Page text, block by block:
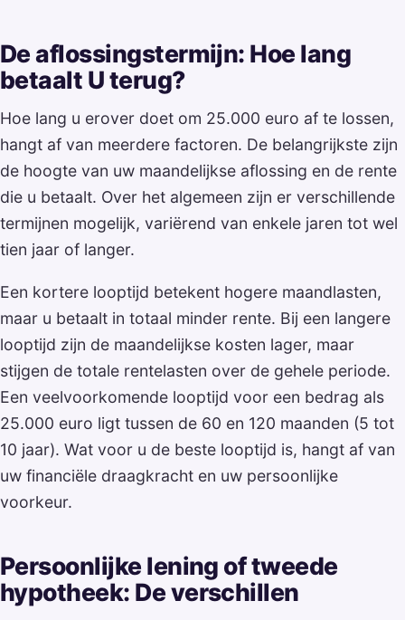
De aflossingstermijn: Hoe lang
betaalt U terug?
Hoe lang u erover doet om 25.000 euro af te lossen,
hangt af van meerdere factoren. De belangrijkste zijn
de hoogte van uw maandelijkse aflossing en de rente
die u betaalt. Over het algemeen zijn er verschillende
termijnen mogelijk, variërend van enkele jaren tot wel
tien jaar of langer.
Een kortere looptijd betekent hogere maandlasten,
maar u betaalt in totaal minder rente. Bij een langere
looptijd zijn de maandelijkse kosten lager, maar
stijgen de totale rentelasten over de gehele periode.
Een veelvoorkomende looptijd voor een bedrag als
25.000 euro ligt tussen de 60 en 120 maanden (5 tot
10 jaar). Wat voor u de beste looptijd is, hangt af van
uw financiële draagkracht en uw persoonlijke
voorkeur.
Persoonlijke lening of tweede
hypotheek: De verschillen